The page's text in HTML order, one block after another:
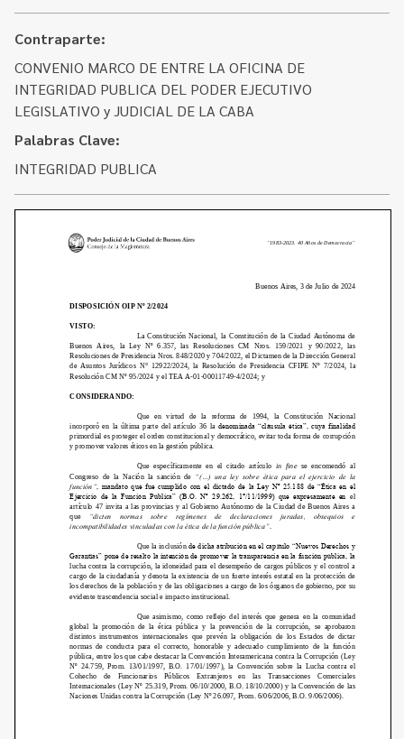
Convenios
Concursos
Acceso a la información Pública
Pedido de Acceso a la Información online
Repositorio de Datos Abiertos
Cuento con Derechos
Transparencia
Contraparte:
CONVENIO MARCO DE ENTRE LA OFICINA DE
INTEGRIDAD PUBLICA DEL PODER EJECUTIVO
LEGISLATIVO y JUDICIAL DE LA CABA
Palabras Clave:
INTEGRIDAD PUBLICA